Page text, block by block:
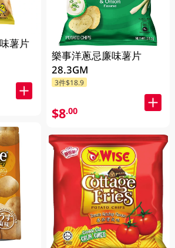
薯片
樂事洋蔥忌廉味薯片
28.3GM
3件$18.9
$8.00